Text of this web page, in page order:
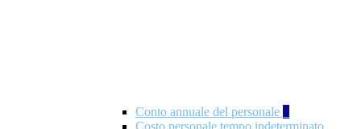
Conto annuale del personale 8